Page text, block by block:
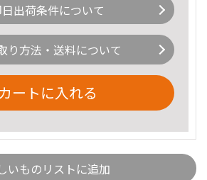
出荷条件について
り方法・送料について
カートに入れる
いものリストに追加